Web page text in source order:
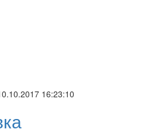
16:23:10